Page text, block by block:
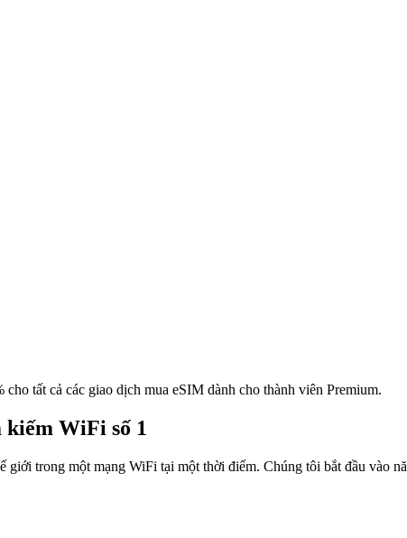
tất cả các giao dịch mua eSIM dành cho thành viên Premium.
WiFi số 1
giới trong một mạng WiFi tại một thời điểm. Chúng tôi bắt đầu vào